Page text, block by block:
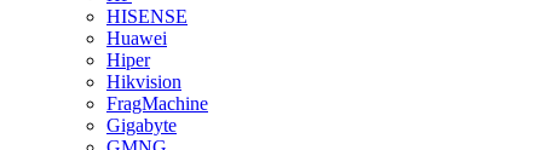
HISENSE
Huawei
Hiper
Hikvision
FragMachine
Gigabyte